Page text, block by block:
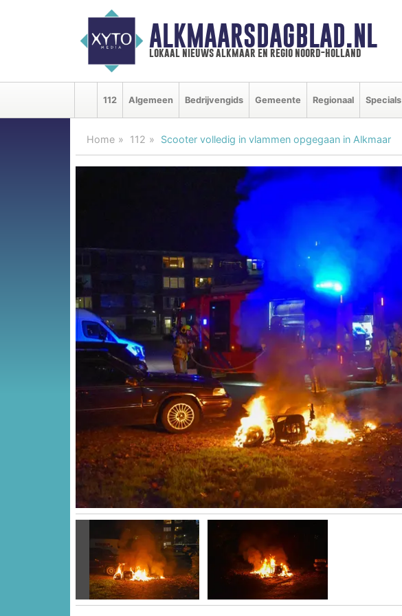
ALKMAARSDAGBLAD.NL
lokaal nieuws alkmaar en regio noord-holland
112 Algemeen Bedrijvengids Gemeente Regionaal Specials
Home 112 Scooter volledig in vlammen opgegaan in Alkmaar
Vorige